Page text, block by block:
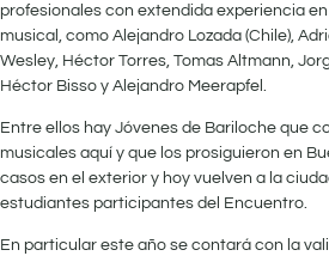
profesionales con extendida experiencia
musical, como Alejandro Lozada (Chile),
Wesley, Héctor Torres, Tomas Altmann,
Héctor Bisso y Alejandro Meerapfel.
Entre ellos hay Jóvenes de Bariloche que
musicales aquí y que los prosiguieron en
casos en el exterior y hoy vuelven a la
estudiantes participantes del Encuentro.
En particular este año se contará con la